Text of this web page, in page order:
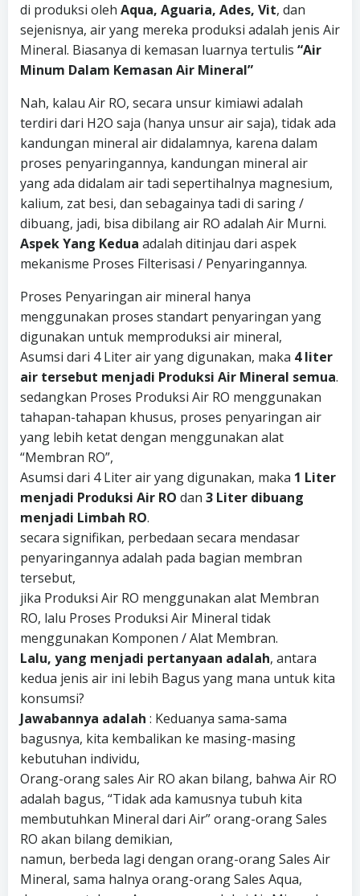
di produksi oleh Aqua, Aguaria, Ades, Vit, dan
sejenisnya, air yang mereka produksi adalah jenis Air
Mineral. Biasanya di kemasan luarnya tertulis “Air
Minum Dalam Kemasan Air Mineral”
Nah, kalau Air RO, secara unsur kimiawi adalah
terdiri dari H2O saja (hanya unsur air saja), tidak ada
kandungan mineral air didalamnya, karena dalam
proses penyaringannya, kandungan mineral air
yang ada didalam air tadi sepertihalnya magnesium,
kalium, zat besi, dan sebagainya tadi di saring /
dibuang, jadi, bisa dibilang air RO adalah Air Murni.
Aspek Yang Kedua adalah ditinjau dari aspek
mekanisme Proses Filterisasi / Penyaringannya.
Proses Penyaringan air mineral hanya
menggunakan proses standart penyaringan yang
digunakan untuk memproduksi air mineral,
Asumsi dari 4 Liter air yang digunakan, maka 4 liter
air tersebut menjadi Produksi Air Mineral semua.
sedangkan Proses Produksi Air RO menggunakan
tahapan-tahapan khusus, proses penyaringan air
yang lebih ketat dengan menggunakan alat
“Membran RO”,
Asumsi dari 4 Liter air yang digunakan, maka 1 Liter
menjadi Produksi Air RO dan 3 Liter dibuang
menjadi Limbah RO.
secara signifikan, perbedaan secara mendasar
penyaringannya adalah pada bagian membran
tersebut,
jika Produksi Air RO menggunakan alat Membran
RO, lalu Proses Produksi Air Mineral tidak
menggunakan Komponen / Alat Membran.
Lalu, yang menjadi pertanyaan adalah, antara
kedua jenis air ini lebih Bagus yang mana untuk kita
konsumsi?
Jawabannya adalah : Keduanya sama-sama
bagusnya, kita kembalikan ke masing-masing
kebutuhan individu,
Orang-orang sales Air RO akan bilang, bahwa Air RO
adalah bagus, “Tidak ada kamusnya tubuh kita
membutuhkan Mineral dari Air” orang-orang Sales
RO akan bilang demikian,
namun, berbeda lagi dengan orang-orang Sales Air
Mineral, sama halnya orang-orang Sales Aqua,